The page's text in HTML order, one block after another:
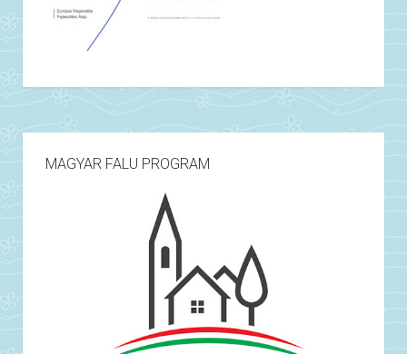
MAGYAR FALU PROGRAM